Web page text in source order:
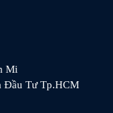
Mi
Đầu Tư Tp.HCM